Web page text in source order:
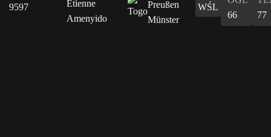
9597
Etienne
Amenyido
WŚL
66
77